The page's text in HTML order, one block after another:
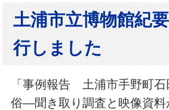
土浦市立博物館紀
行しました
「事例報告 土浦市手野町石
俗―聞き取り調査と映像資